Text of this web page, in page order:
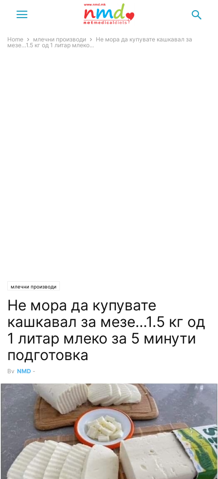
Home млечни производи
Не мора да купувате кашкавал за
мезе…1.5 кг од 1 литар млеко...
млечни производи
Не мора да купувате
кашкавал за мезе…1.5 кг од
1 литар млеко за 5 минути
подготовка
By NMD -